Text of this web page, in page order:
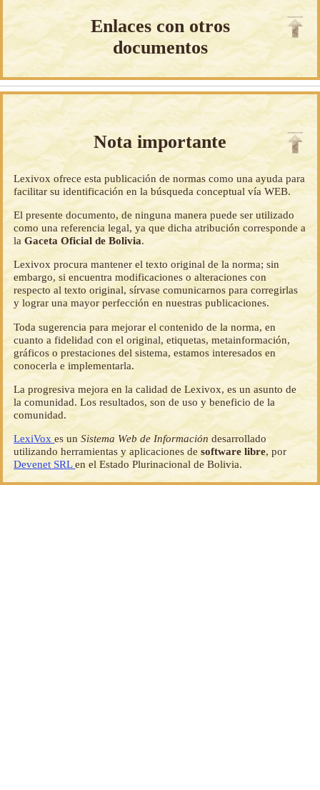
Enlaces con otros
documentos
Nota importante
Lexivox ofrece esta publicación de normas como una ayuda para
facilitar su identificación en la búsqueda conceptual vía WEB.
El presente documento, de ninguna manera puede ser utilizado
como una referencia legal, ya que dicha atribución corresponde a
laGaceta Oficial de Bolivia.
Lexivox procura mantener el texto original de la norma; sin
embargo, si encuentra modificaciones o alteraciones con
respecto al texto original, sírvase comunicarnos para corregirlas
y lograr una mayor perfección en nuestras publicaciones.
Toda sugerencia para mejorar el contenido de la norma, en
cuanto a fidelidad con el original, etiquetas, metainformación,
gráficos o prestaciones del sistema, estamos interesados en
conocerla e implementarla.
La progresiva mejora en la calidad de Lexivox, es un asunto de
la comunidad. Los resultados, son de uso y beneficio de la
comunidad.
LexiVoxes unSistema Web de Información desarrollado
utilizando herramientas y aplicaciones desoftware libre, por
Devenet SRLen el Estado Plurinacional de Bolivia.